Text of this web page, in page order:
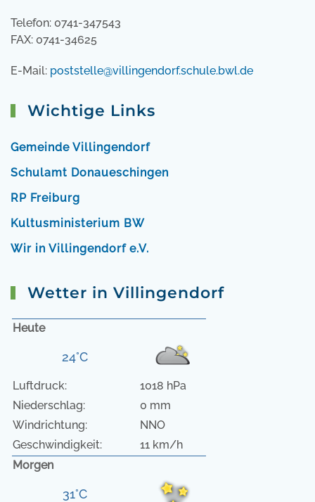
Telefon: 0741-347543
FAX: 0741-34625
E-Mail: poststelle@villingendorf.schule.bwl.de
Wichtige Links
Gemeinde Villingendorf
Schulamt Donaueschingen
RP Freiburg
Kultusministerium BW
Wir in Villingendorf e.V.
Wetter in Villingendorf
Heute
24°C
Luftdruck:
1018 hPa
Niederschlag:
0 mm
Windrichtung:
NNO
Geschwindigkeit:
11 km/h
Morgen
31°C